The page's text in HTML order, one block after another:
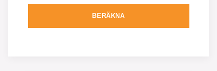
BERÄKNA